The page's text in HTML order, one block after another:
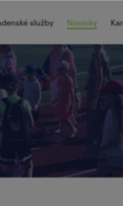
služby Novinky